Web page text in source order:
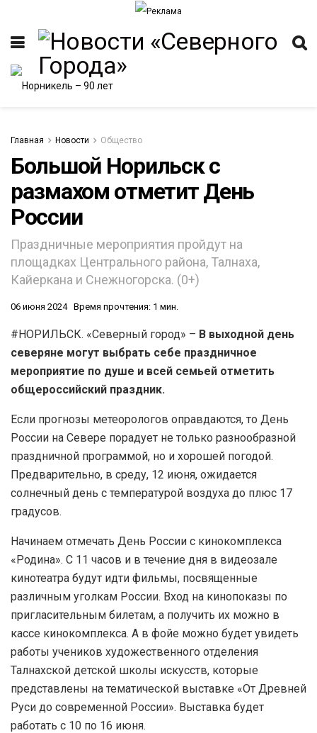
Главная Новости Общество
Большой Норильск с
размахом отметит День
России
Праздничные мероприятия пройдут на
площадках Центрального района, Талнаха,
Кайеркана и Снежногорска. (0+)
06 июня 2024 Время прочтения: 1 мин.
#НОРИЛЬСК. «Северный город» – В выходной день
северяне могут выбрать себе праздничное
мероприятие по душе и всей семьей отметить
общероссийский праздник.
Если прогнозы метеорологов оправдаются, то День
России на Севере порадует не только разнообразной
праздничной программой, но и хорошей погодой.
Предварительно, в среду, 12 июня, ожидается
солнечный день с температурой воздуха до плюс 17
градусов.
Начинаем отмечать День России с кинокомплекса
«Родина». С 11 часов и в течение дня в видеозале
кинотеатра будут идти фильмы, посвященные
различным уголкам России. Вход на кинопоказы по
пригласительным билетам, а получить их можно в
кассе кинокомплекса. А в фойе можно будет увидеть
работы учеников художественного отделения
Талнахской детской школы искусств, которые
представлены на тематической выставке «От Древней
Руси до современной России». Выставка будет
работать с 10 по 16 июня.